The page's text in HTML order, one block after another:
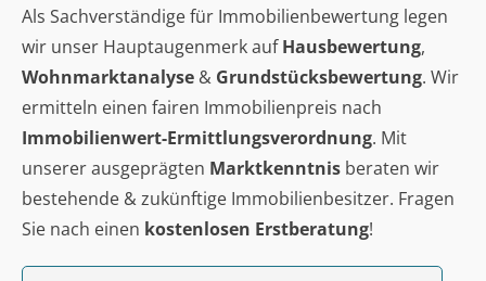
Als Sachverständige für Immobilienbewertung legen
wir unser Hauptaugenmerk aufHausbewertung,
Wohnmarktanalyse & Grundstücksbewertung. Wir
ermitteln einen fairen Immobilienpreis nach
Immobilienwert-Ermittlungsverordnung. Mit
unserer ausgeprägten Marktkenntnis beraten wir
bestehende & zukünftige Immobilienbesitzer. Fragen
Sie nach einen kostenlosen Erstberatung!